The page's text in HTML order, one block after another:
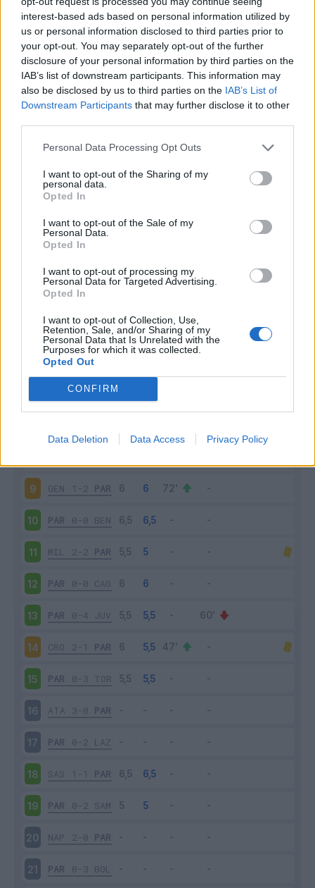
interest-based ads based on personal information utilized by
us or personal information disclosed to third parties prior to
your opt-out. You may separately opt-out of the further
disclosure of your personal information by third parties on the
IAB’s list of downstream participants. This information may
also be disclosed by us to third parties on the IAB’s List of
Downstream Participants that may further disclose it to other
Personal Data Processing Opt Outs
I want to opt-out of the Sharing of my
personal data.
Opted In
I want to opt-out of the Sale of my
Personal Data.
Opted In
I want to opt-out of processing my
Personal Data for Targeted Advertising.
Opted In
I want to opt-out of Collection, Use,
Retention, Sale, and/or Sharing of my
Personal Data that Is Unrelated with the
Purposes for which it was collected.
Opted Out
CONFIRM
Data Deletion Data Access Privacy Policy
Infortunato 0 - 0%
Inutilizzato 22 - 57
stagionale
PAR 0-2 NAP
4-1 PAR
PAR 1-0
UDI 3-2 PAR
PAR 2-2
2-2 PAR
9 GEN 1-2 PAR
10 PAR 0-0 BEN
11 MIL 2-2 PAR
12 PAR 0-0 CAG
13 PAR 0-4 JUV
14 CRO 2-1 PAR
15 PAR 0-3 TOR
16 ATA 3-0 PAR
17 PAR 0-2 LAZ
18 SAS 1-1 PAR
19 PAR 0-2 SAM
20 NAP 2-0 PAR
21 PAR 0-3 BOL